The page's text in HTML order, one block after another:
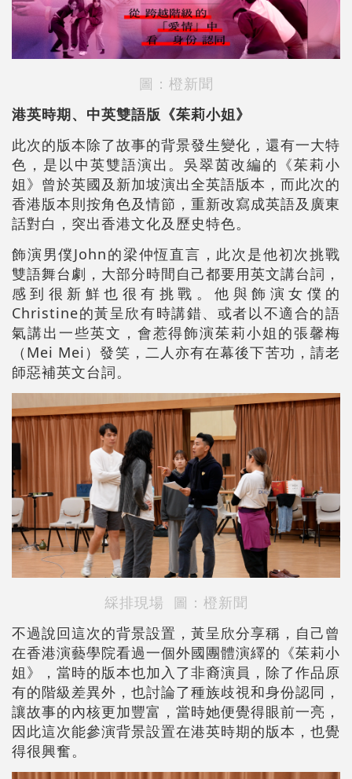
圖：橙新聞
港英時期、中英雙語版《茱莉小姐》
此次的版本除了故事的背景發生變化，還有一大特
色，是以中英雙語演出。吳翠茵改編的《茱莉小
姐》曾於英國及新加坡演出全英語版本，而此次的
香港版本則按角色及情節，重新改寫成英語及廣東
話對白，突出香港文化及歷史特色。
飾演男僕John的梁仲恆直言，此次是他初次挑戰
雙語舞台劇，大部分時間自己都要用英文講台詞，
感到很新鮮也很有挑戰。他與飾演女僕的
Christine的黃呈欣有時講錯、或者以不適合的語
氣講出一些英文，會惹得飾演茱莉小姐的張馨梅
（Mei Mei）發笑，二人亦有在幕後下苦功，請老
師惡補英文台詞。
綵排現場 圖：橙新聞
不過說回這次的背景設置，黃呈欣分享稱，自己曾
在香港演藝學院看過一個外國團體演繹的《茱莉小
姐》，當時的版本也加入了非裔演員，除了作品原
有的階級差異外，也討論了種族歧視和身份認同，
讓故事的內核更加豐富，當時她便覺得眼前一亮，
因此這次能參演背景設置在港英時期的版本，也覺
得很興奮。